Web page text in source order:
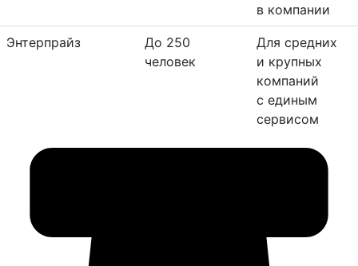
в компании
Энтерпрайз
До 250
человек
Для средних
и крупных
компаний
с единым
сервисом